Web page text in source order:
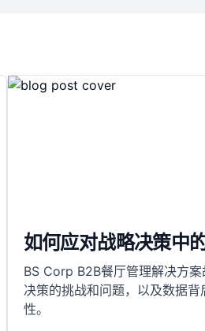
如何应对战略决策中
BS Corp B2B餐厅管理解决方
决策的挑战和问题，以及数据背
性。